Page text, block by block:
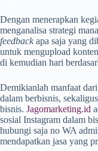
Dengan menerapkan
menganalisa strategi
feedback apa saja yang
untuk mengupload
di kemudian hari
Demikianlah manfaat
dalam berbisnis,
bisnis. Jagomarketing.id
sosial Instagram dalam
hubungi saja no WA
mendapatkan jasa yang